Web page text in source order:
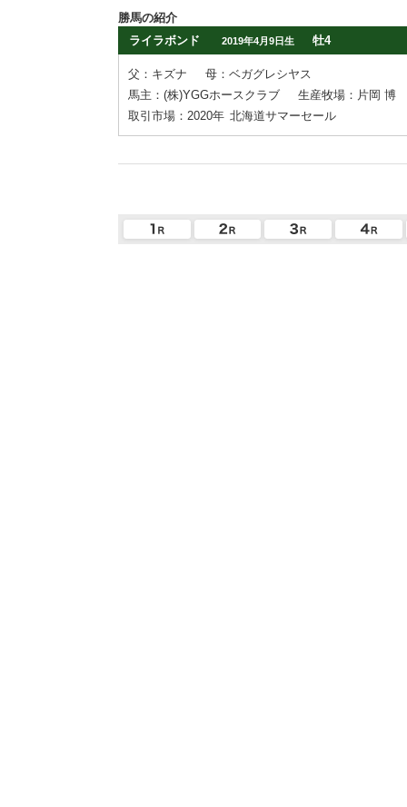
勝馬の紹介
ライラボンド
2019年4月9日生 牡4
父：キズナ
母：ベガグレシヤス
馬主：(株)YGGホースクラブ
生産牧場：片岡 博
取引市場：2020年 北海道サマーセール